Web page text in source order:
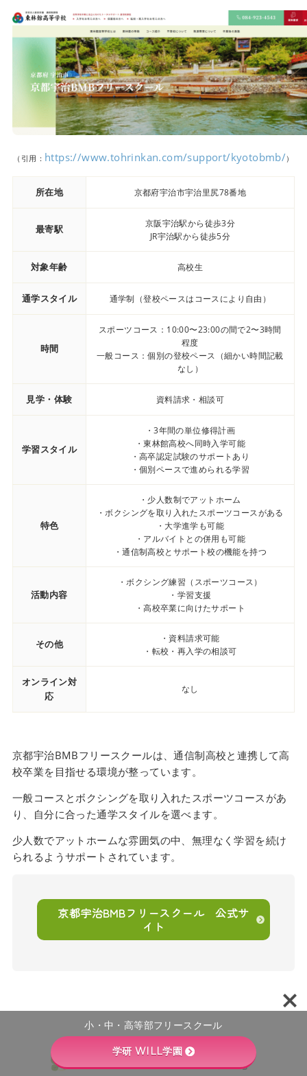
（引用： https://www.tohrinkan.com/support/kyotobmb/）
所在地 京都府宇治市宇治里尻78番地
最寄駅
京阪宇治駅から徒歩3分
JR宇治駅から徒歩5分
対象年齢 高校生
通学スタイル 通学制（登校ペースはコースにより自由）
時間
スポーツコース：10:00〜23:00の間で2〜3時間
程度
一般コース：個別の登校ペース（細かい時間記載
なし）
見学・体験 資料請求・相談可
学習スタイル
・3年間の単位修得計画
・東林館高校へ同時入学可能
・高卒認定試験のサポートあり
・個別ペースで進められる学習
特色
・少人数制でアットホーム
・ボクシングを取り入れたスポーツコースがある
・大学進学も可能
・アルバイトとの併用も可能
・通信制高校とサポート校の機能を持つ
活動内容
・ボクシング練習（スポーツコース）
・学習支援
・高校卒業に向けたサポート
その他
・資料請求可能
・転校・再入学の相談可
オンライン対
応
なし
京都宇治BMBフリースクールは、通信制高校と連携して高
校卒業を目指せる環境が整っています。
一般コースとボクシングを取り入れたスポーツコースがあ
り、自分に合った通学スタイルを選べます。
少人数でアットホームな雰囲気の中、無理なく学習を続け
られるようサポートされています。
京都宇治BMBフリースクール 公式サ
イト
フリースペース「おやすみ」
小・中・高等部フリースクール
学研 WILL学園